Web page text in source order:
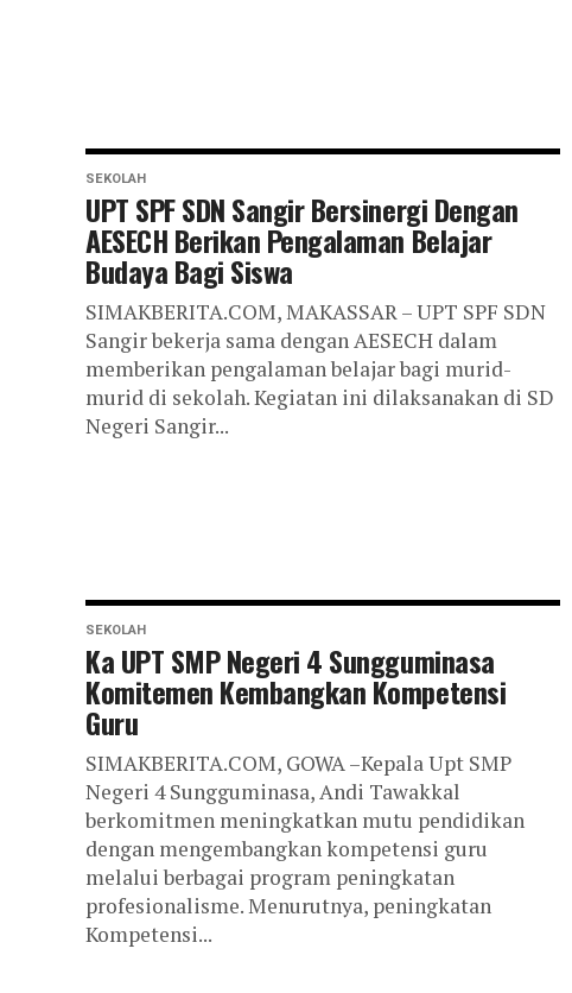
SEKOLAH
UPT SPF SDN Sangir Bersinergi Dengan
AESECH Berikan Pengalaman Belajar
Budaya Bagi Siswa
SIMAKBERITA.COM, MAKASSAR – UPT SPF SDN
Sangir bekerja sama dengan AESECH dalam
memberikan pengalaman belajar bagi murid-
murid di sekolah. Kegiatan ini dilaksanakan di SD
Negeri Sangir...
SEKOLAH
Ka UPT SMP Negeri 4 Sungguminasa
Komitemen Kembangkan Kompetensi
Guru
SIMAKBERITA.COM, GOWA –Kepala Upt SMP
Negeri 4 Sungguminasa, Andi Tawakkal
berkomitmen meningkatkan mutu pendidikan
dengan mengembangkan kompetensi guru
melalui berbagai program peningkatan
profesionalisme. Menurutnya, peningkatan
Kompetensi...